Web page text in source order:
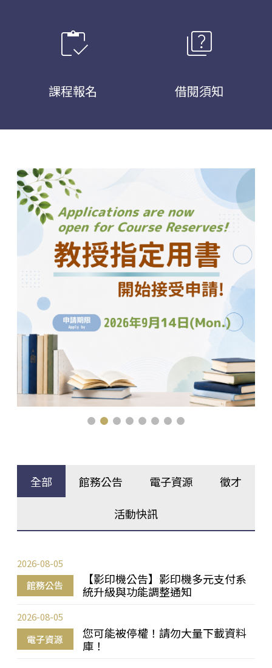
inventory
課程報名
quiz
借閱須知
全部 館務公告 電子資源 徵才
活動快訊
館務公告
【影印機公告】影印機多元支付系
統升級與功能調整通知
2026-08-05
電子資源
您可能被停權！請勿大量下載資料
庫！
2026-08-05